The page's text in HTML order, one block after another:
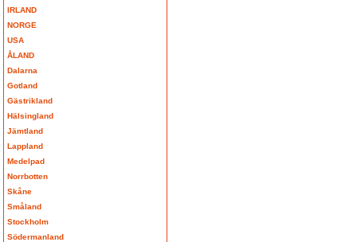
IRLAND
NORGE
USA
ÅLAND
Dalarna
Gotland
Gästrikland
Hälsingland
Jämtland
Lappland
Medelpad
Norrbotten
Skåne
Småland
Stockholm
Södermanland